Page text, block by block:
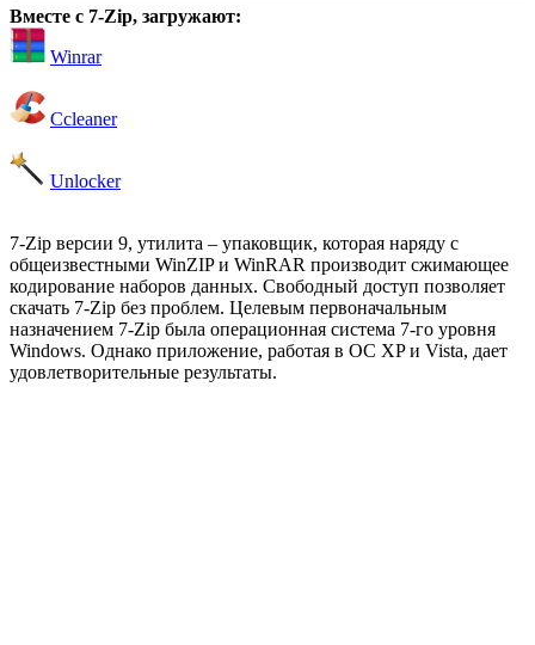
Вместе с 7-Zip, загружают:
Winrar
Ccleaner
Unlocker
7-Zip версии 9, утилита – упаковщик, которая наряду с
общеизвестными WinZIP и WinRAR производит сжимающее
кодирование наборов данных. Свободный доступ позволяет
скачать 7-Zip без проблем. Целевым первоначальным
назначением 7-Zip была операционная система 7-го уровня
Windows. Однако приложение, работая в ОС XP и Vista, дает
удовлетворительные результаты.